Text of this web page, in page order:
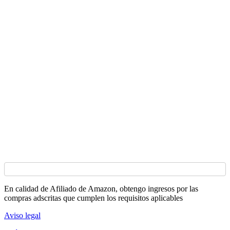
En calidad de Afiliado de Amazon, obtengo ingresos por las
compras adscritas que cumplen los requisitos aplicables
Aviso legal